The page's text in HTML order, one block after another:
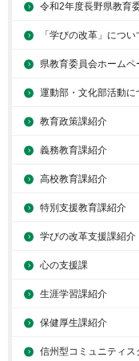
令和2年度長野県教育
「学びの改革」につい
県教育委員会ホームペ
運動部・文化部活動に
教育政策課紹介
義務教育課紹介
高校教育課紹介
特別支援教育課紹介
学びの改革支援課紹介
心の支援課
生涯学習課紹介
保健厚生課紹介
信州型コミュニティス